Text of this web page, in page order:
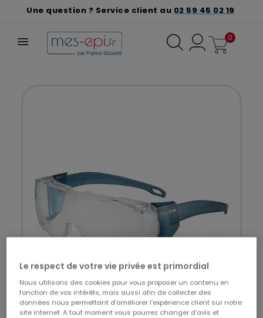
Une question ? Service client au 02 59 45 02 19
0
Le respect de votre vie privée est primordial
Nous utilisons des cookies pour vous proposer un contenu en
fonction de vos intérêts, mais aussi afin de collecter des
données nous permettant d’améliorer l’expérience client sur notre
site internet. A tout moment vous pourrez changer d’avis et